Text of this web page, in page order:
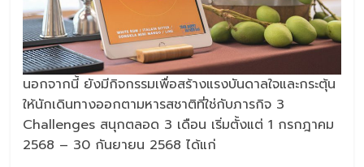
นอกจากนี้ ยังมีกิจกรรมเพื่อสร้างแรงบันดาลใจและกระตุ้น
ให้นักเดินทางออกตามหารสชาติที่ใช่กับภารกิจ 3
Challenges สนุกตลอด 3 เดือน เริ่มตั้งแต่ 1 กรกฎาคม
2568 – 30 กันยายน 2568 ได้แก่